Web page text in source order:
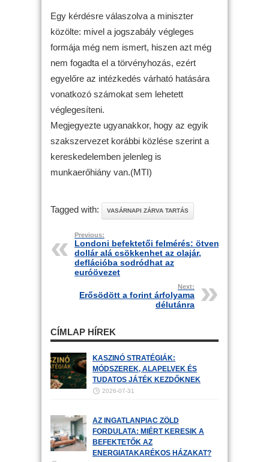
Egy kérdésre válaszolva a miniszter
közölte: mivel a jogszabály végleges
formája még nem ismert, hiszen azt még
nem fogadta el a törvényhozás, ezért
egyelőre az intézkedés várható hatására
vonatkozó számokat sem lehetett
véglegesíteni.
Megjegyezte ugyanakkor, hogy az egyik
szakszervezet korábbi közlése szerint a
kereskedelemben jelenleg is
munkaerőhiány van.(MTI)
Tagged with: VASÁRNAPI ZÁRVA TARTÁS
Previous:
Londoni befektetői felmérés: ötven
dollár alá csökkenhet az olajár,
deflációba sodródhat az
euróövezet
Next:
Erősödött a forint árfolyama
délutánra
CÍMLAP HÍREK
KASZINÓ STRATÉGIÁK:
MÓDSZEREK, ALAPELVEK ÉS
TUDATOS JÁTÉK KEZDŐKNEK
2026-07-31
AZ INGATLANPIAC ZÖLD
FORDULATA: MIÉRT KERESIK A
BEFEKTETŐK AZ
ENERGIATAKARÉKOS HÁZAKAT?